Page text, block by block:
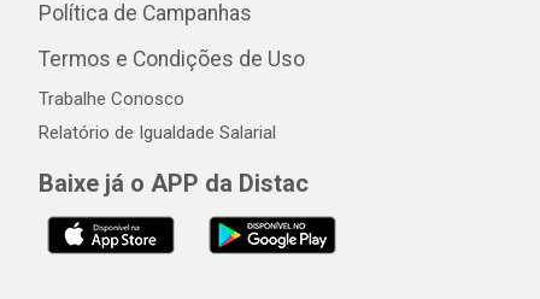
Política de Campanhas
Termos e Condições de Uso
Trabalhe Conosco
Relatório de Igualdade Salarial
Baixe já o APP da Distac